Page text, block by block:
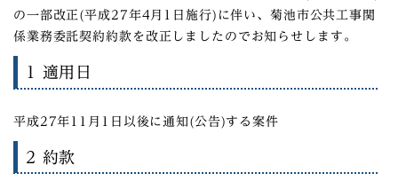
の一部改正(平成27年4月1日施行)に伴い、菊池市公共工事関
係業務委託契約約款を改正しましたのでお知らせします。
1 適用日
平成27年11月1日以後に通知(公告)する案件
2 約款